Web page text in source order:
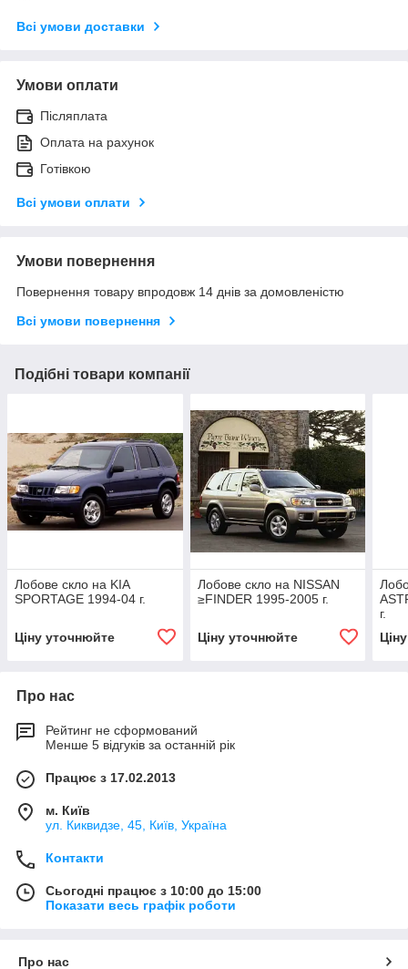
Всі умови доставки
Умови оплати
Післяплата
Оплата на рахунок
Готівкою
Всі умови оплати
Умови повернення
Повернення товару впродовж 14 днів за домовленістю
Всі умови повернення
Подібні товари компанії
Лобове скло на KIA
SPORTAGE 1994-04 г.
Ціну уточнюйте
Лобове скло на NISSAN
≥FINDER 1995-2005 г.
Ціну уточнюйте
г.
Про нас
Рейтинг не сформований
Менше 5 відгуків за останній рік
Працює з 17.02.2013
м. Київ
ул. Киквидзе, 45, Київ, Україна
Контакти
Сьогодні працює з 10:00 до 15:00
Показати весь графік роботи
Про нас